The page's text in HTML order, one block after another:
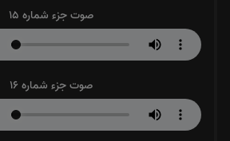
صوت جزء شماره 15
صوت جزء شماره 16